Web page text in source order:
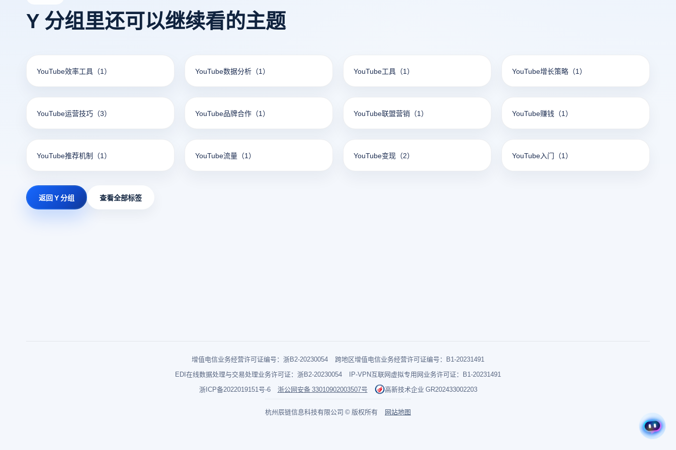
Y 分组里还可以继续看的主题
YouTube效率工具 （1） YouTube数据分析 （1） YouTube工具 （1） YouTube增长策略 （1）
YouTube运营技巧 （3） YouTube品牌合作 （1） YouTube联盟营销 （1） YouTube赚钱 （1）
YouTube推荐机制 （1） YouTube流量 （1） YouTube变现 （2） YouTube入门 （1）
返回 Y 分组 查看全部标签
增值电信业务经营许可证编号：浙B2-20230054
跨地区增值电信业务经营许可证编号：B1-20231491
EDI在线数据处理与交易处理业务许可证：浙B2-20230054
IP-VPN互联网虚拟专用网业务许可证：B1-20231491
浙ICP备2022019151号-6
浙公网安备 33010902003507号 高新技术企业 GR202433002203
杭州辰链信息科技有限公司 © 版权所有 网站地图